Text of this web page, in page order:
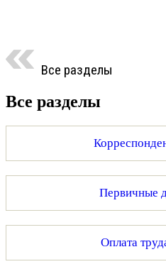
Все разделы
Все разделы
Первичные
Оплата